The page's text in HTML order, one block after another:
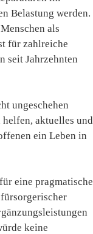
Belastung werden.
als
für zahlreiche
seit Jahrzehnten
ungeschehen
aktuelles und
ein Leben in
eine pragmatische
keine